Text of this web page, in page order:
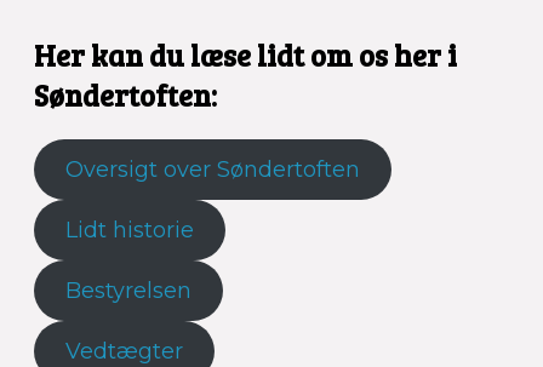
Her kan du læse lidt om os her i
Søndertoften:
Oversigt over Søndertoften
Lidt historie
Bestyrelsen
Vedtægter